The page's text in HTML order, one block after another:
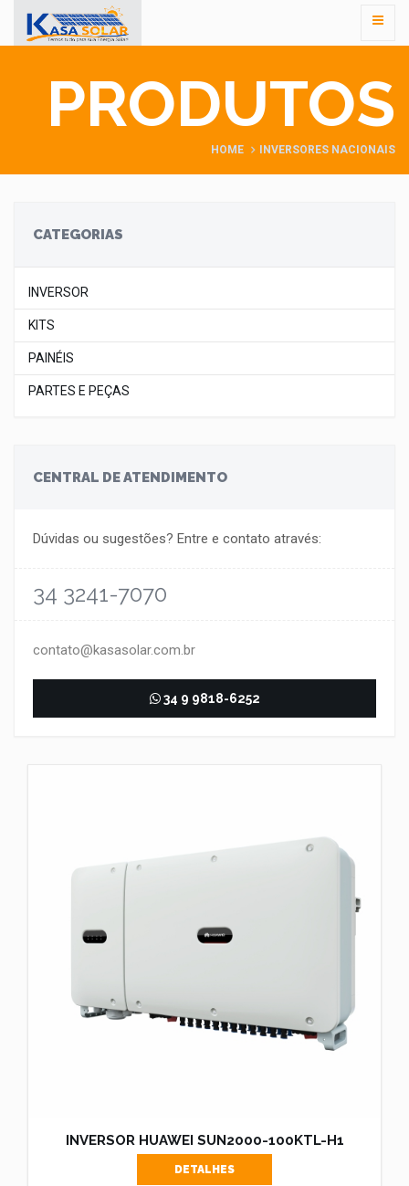
PRODUTOS
HOME INVERSORES NACIONAIS
CATEGORIAS
INVERSOR
KITS
PAINÉIS
PARTES E PEÇAS
CENTRAL DE ATENDIMENTO
Dúvidas ou sugestões? Entre e contato através:
34 3241-7070
contato@kasasolar.com.br
34 9 9818-6252
INVERSOR HUAWEI SUN2000-100KTL-H1
DETALHES